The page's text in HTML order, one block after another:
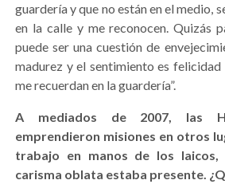
guardería y que no están en el medio,
en la calle y me reconocen. Quizás
puede ser una cuestión de
madurez y el sentimiento es
me recuerdan en la guardería”.
A mediados de 2007, las
emprendieron misiones en otros
trabajo en manos de los laicos,
carisma oblata estaba presente.